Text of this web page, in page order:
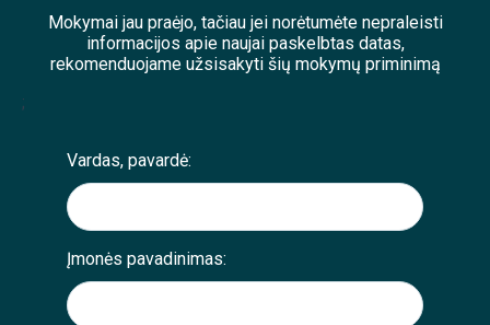
Mokymai jau praėjo, tačiau jei norėtumėte nepraleisti
informacijos apie naujai paskelbtas datas,
rekomenduojame užsisakyti šių mokymų priminimą
;
Vardas, pavardė:
Įmonės pavadinimas: